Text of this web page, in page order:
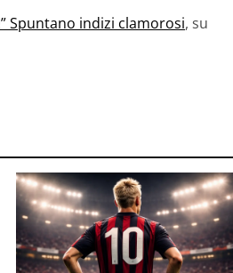
Spuntano indizi clamorosi, su